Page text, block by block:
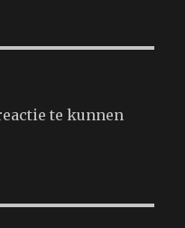
te kunnen